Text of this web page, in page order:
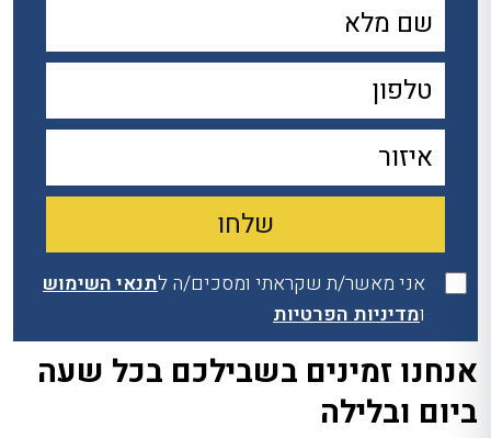
אני מאשר/ת שקראתי ומסכים/ה לתנאי השימוש
ומדיניות הפרטיות
אנחנו זמינים בשבילכם בכל שעה
ביום ובלילה